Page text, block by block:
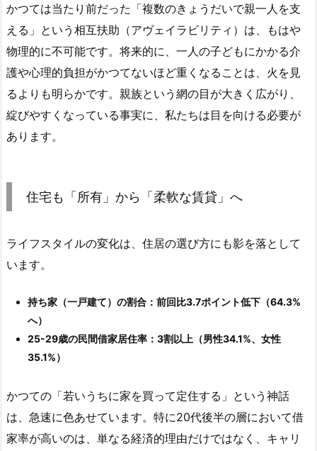
かつては当たり前だった「複数のきょうだいで親一人を支
える」という相互扶助（アヴェイラビリティ）は、もはや
物理的に不可能です。将来的に、一人の子どもにかかる介
護や心理的負担がかつてないほど重くなることは、火を見
るよりも明らかです。親族という網の目が大きく広がり、
綻びやすくなっている事実に、私たちは目を向ける必要が
あります。
住宅も「所有」から「柔軟な賃貸」へ
ライフスタイルの変化は、住居の選び方にも影を落として
います。
持ち家（一戸建て）の割合：前回比3.7ポイント低下（64.3%
へ）
25-29歳の民間借家居住率：3割以上（男性34.1%、女性
35.1%）
かつての「若いうちに家を買って定住する」という神話
は、急速に色あせています。特に20代後半の層において借
家率が高いのは、単なる経済的理由だけではなく、キャリ